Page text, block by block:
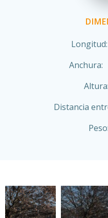
Distancia